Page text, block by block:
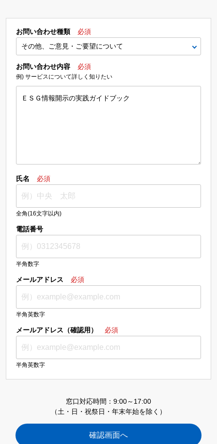
お問い合わせ種類 必須
お問い合わせ内容 必須
例) サービスについて詳しく知りたい
氏名 必須
全角(16文字以内)
電話番号
半角数字
メールアドレス 必須
半角英数字
メールアドレス（確認用） 必須
半角英数字
窓口対応時間：9:00～17:00
（土・日・祝祭日・年末年始を除く）